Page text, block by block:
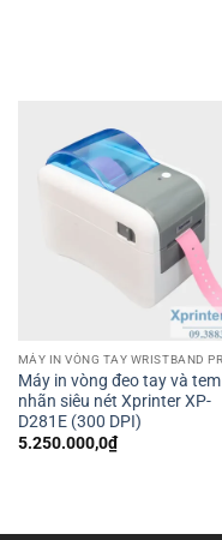
Máy in vòng đeo tay và tem
nhãn siêu nét Xprinter XP-
D281E (300 DPI)
5.250.000,0₫